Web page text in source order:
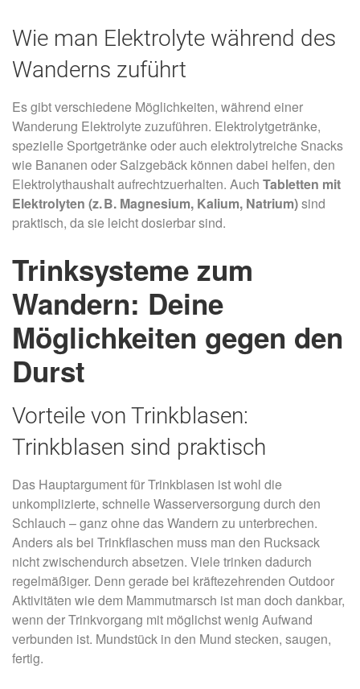
Wie man Elektrolyte während des
Wanderns zuführt
Es gibt verschiedene Möglichkeiten, während einer
Wanderung Elektrolyte zuzuführen. Elektrolytgetränke,
spezielle Sportgetränke oder auch elektrolytreiche Snacks
wie Bananen oder Salzgebäck können dabei helfen, den
Elektrolythaushalt aufrechtzuerhalten. Auch Tabletten mit
Elektrolyten (z. B. Magnesium, Kalium, Natrium)sind
praktisch, da sie leicht dosierbar sind.
Trinksysteme zum
Wandern: Deine
Möglichkeiten gegen den
Durst
Vorteile von Trinkblasen:
Trinkblasen sind praktisch
Das Hauptargument für Trinkblasen ist wohl die
unkomplizierte, schnelle Wasserversorgung durch den
Schlauch – ganz ohne das Wandern zu unterbrechen.
Anders als bei Trinkflaschen muss man den Rucksack
nicht zwischendurch absetzen. Viele trinken dadurch
regelmäßiger. Denn gerade bei kräftezehrenden Outdoor
Aktivitäten wie dem Mammutmarsch ist man doch dankbar,
wenn der Trinkvorgang mit möglichst wenig Aufwand
verbunden ist. Mundstück in den Mund stecken, saugen,
fertig.